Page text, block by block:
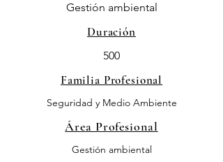
Gestión ambiental
Duración
500
Familia Profesional
Seguridad y Medio Ambiente
Área Profesional
Gestión ambiental